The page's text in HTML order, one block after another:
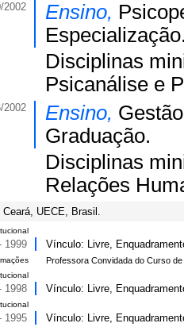
2002 Ensino,
Disciplinas
Psicanálise e
2002 Ensino,
Graduação.
Disciplinas
Relações
UECE, Brasil.
1999 Vínculo: Livre,
Professora Convidada do Curso
1998 Vínculo: Livre,
1995 Vínculo: Livre,